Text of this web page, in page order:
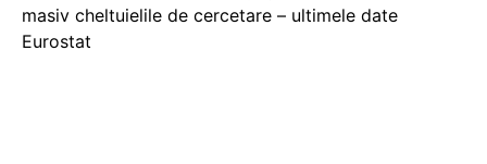
masiv cheltuielile de cercetare – ultimele date
Eurostat